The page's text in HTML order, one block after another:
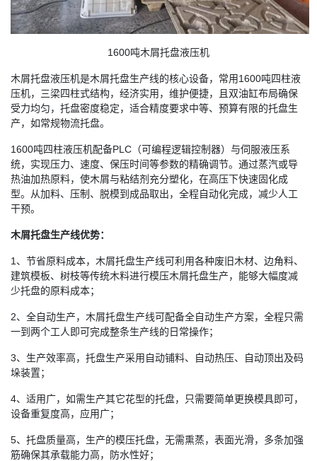
1600吨木屑托盘液压机
木屑托盘液压机是木屑托盘生产线的核心设备，常用1600吨四柱液
压机，三梁四柱式结构，经济实用，维护便捷，且双油缸布局确保
受力均匀，托盘密度稳定，适合精度要求中等、预算有限的托盘生
产，如常规物流托盘。
1600吨四柱液压机配备PLC（可编程逻辑控制器）与伺服液压系
统，实现压力、速度、保压时间等参数的精确调节。通过蒸汽或导
热油加热原料，使木屑与粘结剂充分塑化，在高压下快速固化成
型。从加料、压制、脱模到成品取出，全程自动化完成，减少人工
干预。
木屑托盘生产线优势：
1、节省原料成本，木屑托盘生产线可利用各种废旧木材、边角料、
建筑模板、树枝等传统木料进行模压木屑托盘生产，能够大幅度减
少托盘的原料成本；
2、全自动生产，木屑托盘生产线可配备全自动生产方案，全程只需
一到两个工人即可完成整条生产线的日常操作；
3、生产效率高，托盘生产采用自动铺料、自动热压、自动顶出及码
垛装置；
4、适用广，如需生产其它花型的托盘，只需要简单更换模具即可，
设备重复度高，应用广；
5、托盘质量高，生产的模压托盘，无需熏蒸，表面光滑，多条加强
筋确保其承载能力高，防水性好；